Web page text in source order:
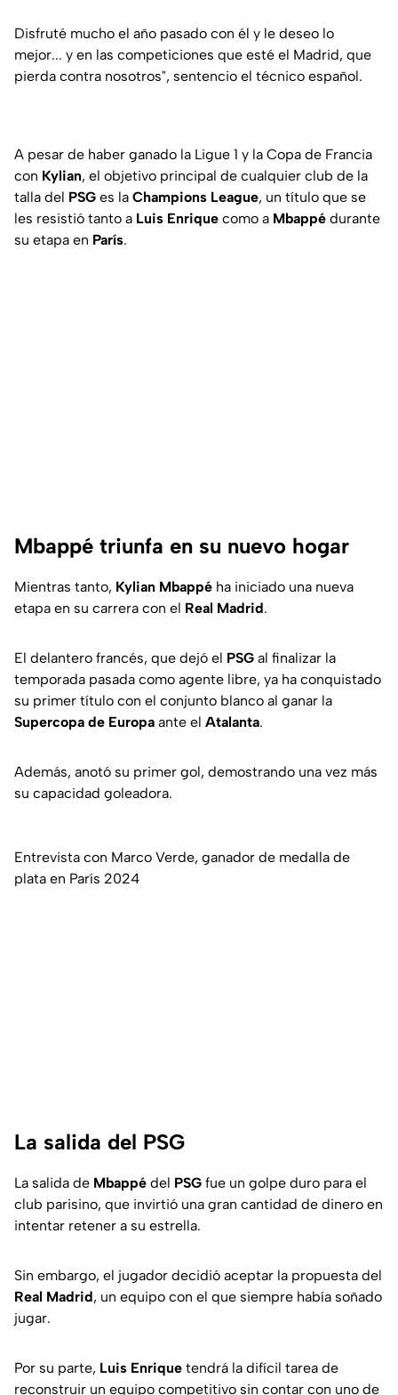
Disfruté mucho el año pasado con él y le deseo lo
mejor... y en las competiciones que esté el Madrid, que
pierda contra nosotros", sentencio el técnico español.
A pesar de haber ganado la Ligue 1 y la Copa de Francia
con Kylian, el objetivo principal de cualquier club de la
talla del PSG es la Champions League, un título que se
les resistió tanto a Luis Enrique como a Mbappé durante
su etapa en París.
Mbappé triunfa en su nuevo hogar
Mientras tanto, Kylian Mbappé ha iniciado una nueva
etapa en su carrera con el Real Madrid.
El delantero francés, que dejó el PSG al finalizar la
temporada pasada como agente libre, ya ha conquistado
su primer título con el conjunto blanco al ganar la
Supercopa de Europa ante el Atalanta.
Además, anotó su primer gol, demostrando una vez más
su capacidad goleadora.
Entrevista con Marco Verde, ganador de medalla de
plata en París 2024
La salida del PSG
La salida de Mbappé del PSG fue un golpe duro para el
club parisino, que invirtió una gran cantidad de dinero en
intentar retener a su estrella.
Sin embargo, el jugador decidió aceptar la propuesta del
Real Madrid, un equipo con el que siempre había soñado
jugar.
Por su parte, Luis Enrique tendrá la difícil tarea de
reconstruir un equipo competitivo sin contar con uno de